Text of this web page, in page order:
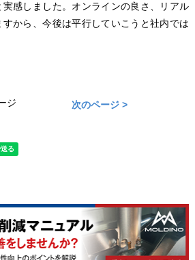
感しました。オンラインの良さ、リアル
から、今後は平行していこうと社内では
ジ 次のページ >